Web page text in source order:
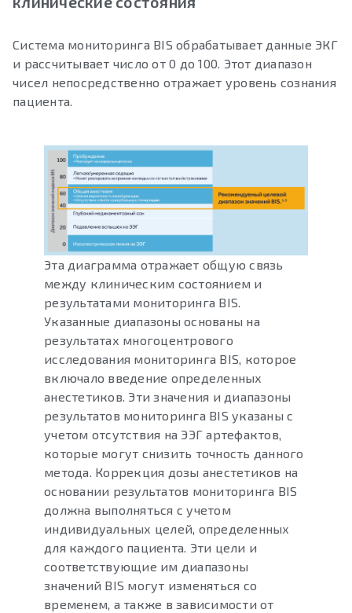
Система мониторинга BIS обрабатывает данные ЭКГ
и рассчитывает число от 0 до 100. Этот диапазон
чисел непосредственно отражает уровень сознания
пациента.
Эта диаграмма отражает общую связь
между клиническим состоянием и
результатами мониторинга BIS.
Указанные диапазоны основаны на
результатах многоцентрового
исследования мониторинга BIS, которое
включало введение определенных
анестетиков. Эти значения и диапазоны
результатов мониторинга BIS указаны с
учетом отсутствия на ЭЭГ артефактов,
которые могут снизить точность данного
метода. Коррекция дозы анестетиков на
основании результатов мониторинга BIS
должна выполняться с учетом
индивидуальных целей, определенных
для каждого пациента. Эти цели и
соответствующие им диапазоны
значений BIS могут изменяться со
временем, а также в зависимости от